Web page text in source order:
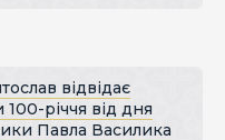
відвідає
річчя від дня
Павла Василика